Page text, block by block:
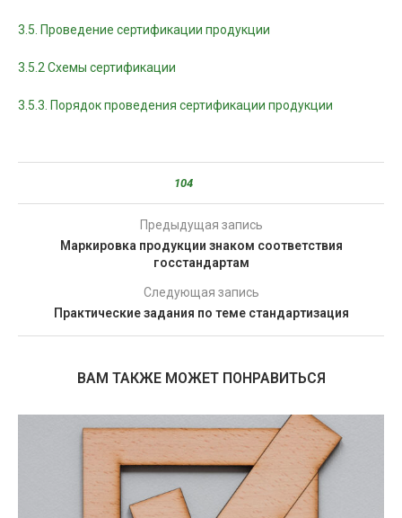
3.5. Проведение сертификации продукции
3.5.2 Схемы сертификации
3.5.3. Порядок проведения сертификации продукции
104
Предыдущая запись
Маркировка продукции знаком соответствия
госстандартам
Следующая запись
Практические задания по теме стандартизация
ВАМ ТАКЖЕ МОЖЕТ ПОНРАВИТЬСЯ